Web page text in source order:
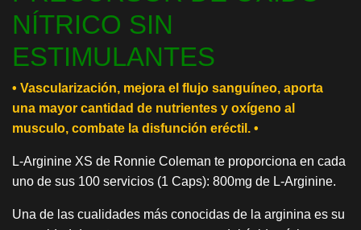
NÍTRICO SIN
ESTIMULANTES
• Vascularización, mejora el flujo sanguíneo, aporta
una mayor cantidad de nutrientes y oxígeno al
musculo, combate la disfunción eréctil. •
L-Arginine XS de Ronnie Coleman te proporciona en cada
uno de sus 100 servicios (1 Caps): 800mg de L-Arginine.
Una de las cualidades más conocidas de la arginina es su